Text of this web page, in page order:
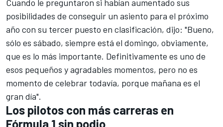
Cuando le preguntaron si habían aumentado sus
posibilidades de conseguir un asiento para el próximo
año con su tercer puesto en clasificación, dijo: "Bueno,
sólo es sábado, siempre está el domingo, obviamente,
que es lo más importante. Definitivamente es uno de
esos pequeños y agradables momentos, pero no es
momento de celebrar todavía, porque mañana es el
gran día".
Los pilotos con más carreras en
Fórmula 1 sin podio